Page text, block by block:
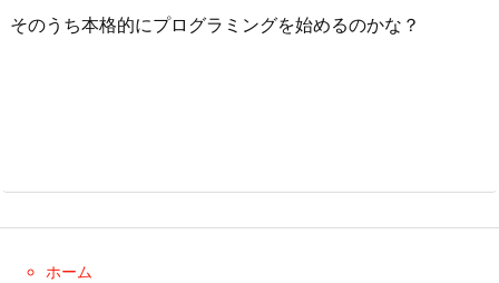
そのうち本格的にプログラミングを始めるのかな？
ホーム